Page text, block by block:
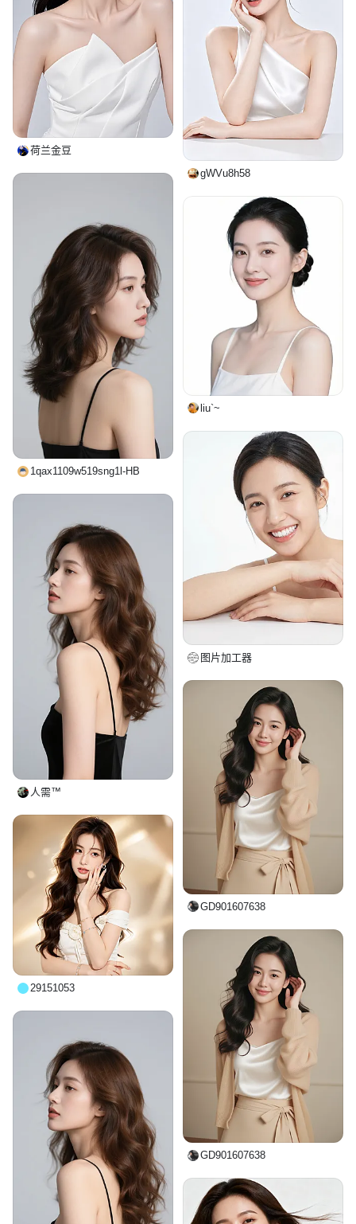
荷兰金豆
gWVu8h58
1qax1109w519sng1l-HB
liu`~
图片加工器
人需™
GD901607638
29151053
GD901607638